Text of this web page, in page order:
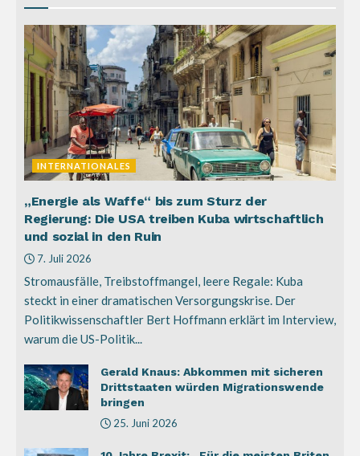
INTERNATIONALES
„Energie als Waffe“ bis zum Sturz der
Regierung: Die USA treiben Kuba wirtschaftlich
und sozial in den Ruin
7. Juli 2026
Stromausfälle, Treibstoffmangel, leere Regale: Kuba
steckt in einer dramatischen Versorgungskrise. Der
Politikwissenschaftler Bert Hoffmann erklärt im Interview,
warum die US-Politik...
Gerald Knaus: Abkommen mit sicheren
Drittstaaten würden Migrationswende
bringen
25. Juni 2026